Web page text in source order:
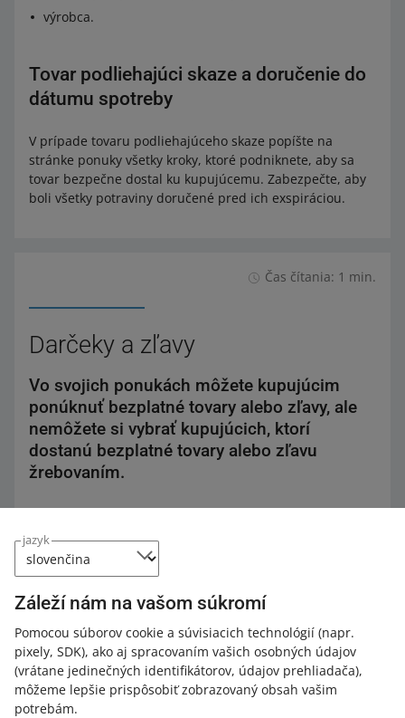
jazyk
Záleží nám na vašom súkromí
Pomocou súborov cookie a súvisiacich technológií (napr.
pixely, SDK), ako aj spracovaním vašich osobných údajov
(vrátane jedinečných identifikátorov, údajov prehliadača),
môžeme lepšie prispôsobiť zobrazovaný obsah vašim
potrebám.
výrobca.
Tovar podliehajúci skaze a doručenie do
dátumu spotreby
V prípade tovaru podliehajúceho skaze popíšte na
stránke ponuky všetky kroky, ktoré podniknete, aby sa
tovar bezpečne dostal ku kupujúcemu. Zabezpečte, aby
boli všetky potraviny doručené pred ich exspiráciou.
Čas čítania: 1 min.
Darčeky a zľavy
Vo svojich ponukách môžete kupujúcim
ponúknuť bezplatné tovary alebo zľavy, ale
nemôžete si vybrať kupujúcich, ktorí
dostanú bezplatné tovary alebo zľavu
žrebovaním.
alebo zľavy. Dávajte si však pozor, aby ste si nevyberali
kupujúcich, ktorí dostanú bezplatné tovary alebo zľavu
Ak ponuka porušuje toto pravidlo, môžeme ju odstrániť.
Darčeky od výrobcu